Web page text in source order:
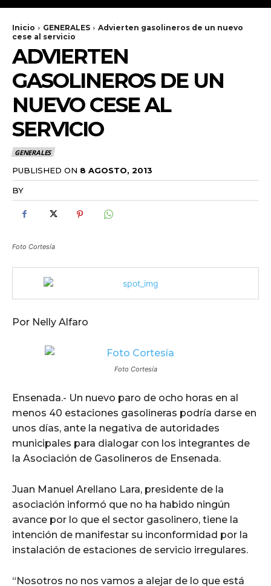
Inicio GENERALES
Advierten gasolineros de un nuevo
cese al servicio
ADVIERTEN
GASOLINEROS DE UN
NUEVO CESE AL
SERVICIO
GENERALES
PUBLISHED ON 8 AGOSTO, 2013
BY
Foto Cortesía
Por Nelly Alfaro
Foto Cortesía
Ensenada.- Un nuevo paro de ocho horas en al
menos 40 estaciones gasolineras podría darse en
unos días, ante la negativa de autoridades
municipales para dialogar con los integrantes de
la Asociación de Gasolineros de Ensenada.
Juan Manuel Arellano Lara, presidente de la
asociación informó que no ha habido ningún
avance por lo que el sector gasolinero, tiene la
intención de manifestar su inconformidad por la
instalación de estaciones de servicio irregulares.
“Nosotros no nos vamos a alejar de lo que está